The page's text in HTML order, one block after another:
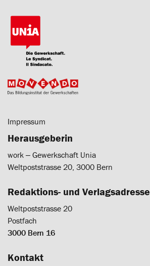
Impressum
Herausgeberin
work ‒ Gewerkschaft Unia
Weltpoststrasse 20, 3000 Bern
Redaktions- und Verlagsadresse
Weltpoststrasse 20
Postfach
3000 Bern 16
Kontakt